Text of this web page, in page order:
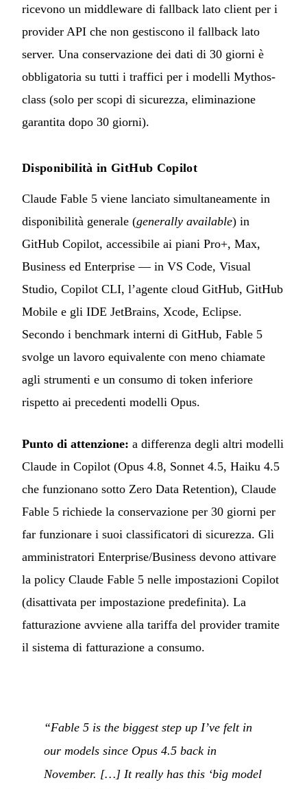
ricevono un middleware di fallback lato client per i
provider API che non gestiscono il fallback lato
server. Una conservazione dei dati di 30 giorni è
obbligatoria su tutti i traffici per i modelli Mythos-
class (solo per scopi di sicurezza, eliminazione
garantita dopo 30 giorni).
Disponibilità in GitHub Copilot
Claude Fable 5 viene lanciato simultaneamente in
disponibilità generale (generally available) in
GitHub Copilot, accessibile ai piani Pro+, Max,
Business ed Enterprise — in VS Code, Visual
Studio, Copilot CLI, l’agente cloud GitHub, GitHub
Mobile e gli IDE JetBrains, Xcode, Eclipse.
Secondo i benchmark interni di GitHub, Fable 5
svolge un lavoro equivalente con meno chiamate
agli strumenti e un consumo di token inferiore
rispetto ai precedenti modelli Opus.
Punto di attenzione: a differenza degli altri modelli
Claude in Copilot (Opus 4.8, Sonnet 4.5, Haiku 4.5
che funzionano sotto Zero Data Retention), Claude
Fable 5 richiede la conservazione per 30 giorni per
far funzionare i suoi classificatori di sicurezza. Gli
amministratori Enterprise/Business devono attivare
la policy Claude Fable 5 nelle impostazioni Copilot
(disattivata per impostazione predefinita). La
fatturazione avviene alla tariffa del provider tramite
il sistema di fatturazione a consumo.
“Fable 5 is the biggest step up I’ve felt in
our models since Opus 4.5 back in
November. […] It really has this ‘big model